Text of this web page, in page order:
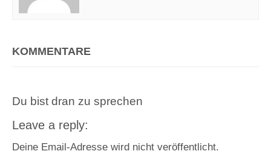
KOMMENTARE
Du bist dran zu sprechen
Leave a reply:
Deine Email-Adresse wird nicht veröffentlicht.